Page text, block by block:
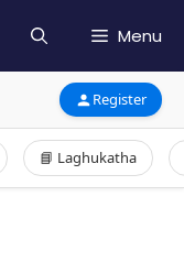
Menu
Register
📘 Laghukatha